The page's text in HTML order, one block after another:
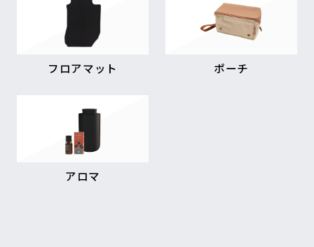
フロアマット ポーチ
アロマ